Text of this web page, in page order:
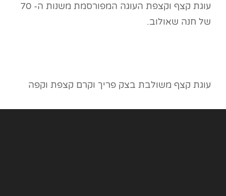
עוגת קצף וקצפת העוגה המפורסמת משנות ה- 70
של חנה שאולוב.
עוגת קצף משולבת בצק פריך וקרם קצפת וקפה